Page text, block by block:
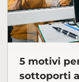
5 motivi
sottoporti